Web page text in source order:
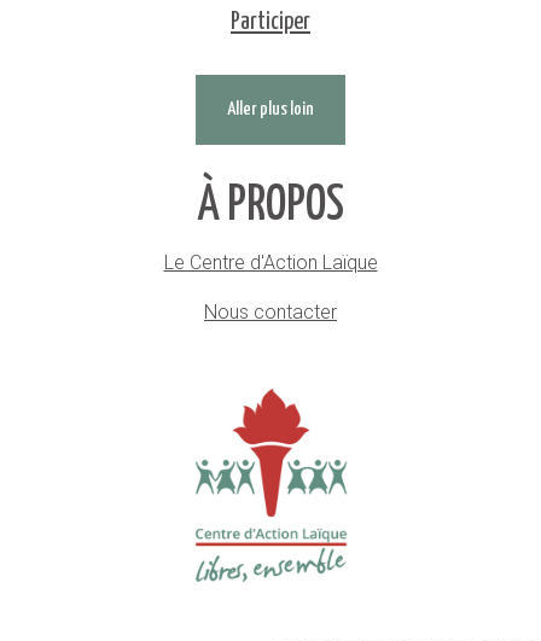
Participer
Aller plus loin
À PROPOS
Le Centre d'Action Laïque
Nous contacter